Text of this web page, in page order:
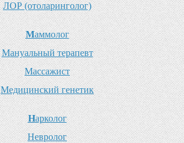
ЛОР (отоларинголог)
Маммолог
Мануальный терапевт
Массажист
Медицинский генетик
Нарколог
Невролог